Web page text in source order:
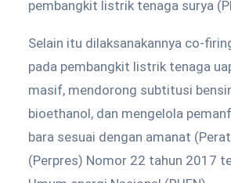
pembangkit listrik tenaga surya
Selain itu dilaksanakannya co-
pada pembangkit listrik tenaga
masif, mendorong subtitusi
bioethanol, dan mengelola
bara sesuai dengan amanat
(Perpres) Nomor 22 tahun 2017